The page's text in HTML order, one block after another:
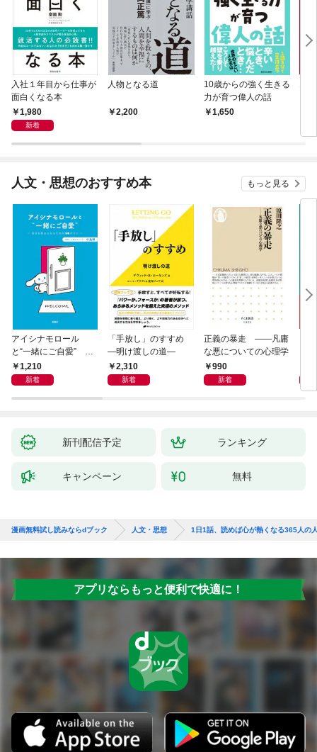
入社１年目から仕事が
面白くなる本
1,980
新着
人物となる道
2,200
10歳からの強く生きる
力が育つ偉人の話
1,650
人文・思想のおすすめ本 もっと見る
アイシナモロール
と“一緒にご自愛” ～
自分を好きになるため
の56のコツ～
1,210
新着
「手放し」のすすめ
―明け渡しの道―
2,310
新着
正義の暴走 ――凡庸
な悪についての心理学
990
新着
新刊配信予定 ランキング
キャンペーン 無料
漫画無料試し読みならdブック 人文・思想 1日1話、読めば心が熱くなる365人の
アプリならもっと便利で快適に！